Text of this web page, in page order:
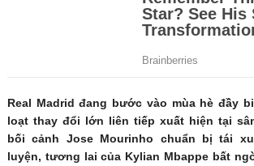
Real Madrid đang bước vào mùa hè đầy
loạt thay đổi lớn liên tiếp xuất hiện tại
bối cảnh Jose Mourinho chuẩn bị tái
luyện, tương lai của Kylian Mbappe bất